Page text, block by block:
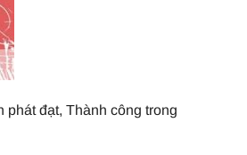
đạt, Thành công trong